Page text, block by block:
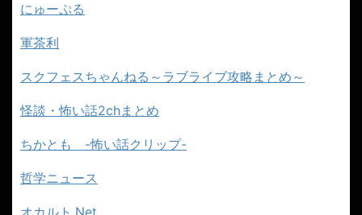
にゅーぷる
軍茶利
スクフェスちゃんねる～ラブライブ攻略まとめ～
怪談・怖い話2chまとめ
ちかとも -怖い話クリップ-
哲学ニュース